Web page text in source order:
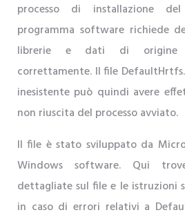
processo di installazione
programma software richiede
librerie e dati di origine
correttamente. Il file
inesistente può quindi avere
non riuscita del processo avviato.
Il file è stato sviluppato da
Windows software. Qui
dettagliate sul file e le istruzioni
in caso di errori relativi a